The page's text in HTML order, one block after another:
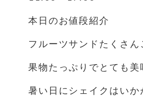
本日のお値段紹介
フルーツサンドたくさん
果物たっぷりでとても美
暑い日にシェイクはいか